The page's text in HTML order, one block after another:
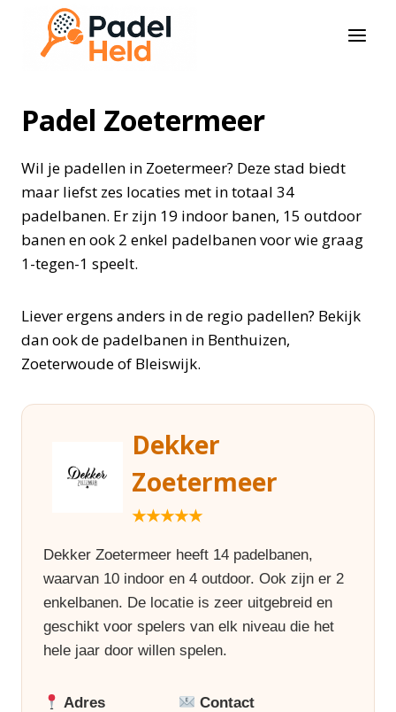
Doorgaan
inhoud
Padel Zoetermeer
Wil je padellen in Zoetermeer? Deze stad biedt
maar liefst zes locaties met in totaal 34
padelbanen. Er zijn 19 indoor banen, 15 outdoor
banen en ook 2 enkel padelbanen voor wie graag
1-tegen-1 speelt.
Liever ergens anders in de regio padellen? Bekijk
dan ook de padelbanen in Benthuizen,
Zoeterwoude of Bleiswijk.
Dekker
Zoetermeer
★★★★★
Dekker Zoetermeer heeft 14 padelbanen,
waarvan 10 indoor en 4 outdoor. Ook zijn er 2
enkelbanen. De locatie is zeer uitgebreid en
geschikt voor spelers van elk niveau die het
hele jaar door willen spelen.
Adres
Contact